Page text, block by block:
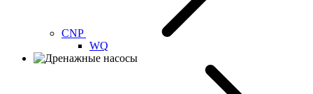
CNP
WQ